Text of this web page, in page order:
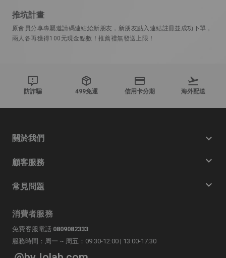
推坑計畫
原會員分享專屬邀請碼連結給新朋友，新朋友點入連結註冊並成功下單，
兩人各再獲得100元現金點數！推薦禮無發送上限！
防詐騙 499免運 信用卡分期 海外配送
關於我們
顧客服務
常見問題
消費者服務
免費客服電話 0809082333
服務時間：周一 ~ 周五：09:30-12:00 | 13:00-17:30